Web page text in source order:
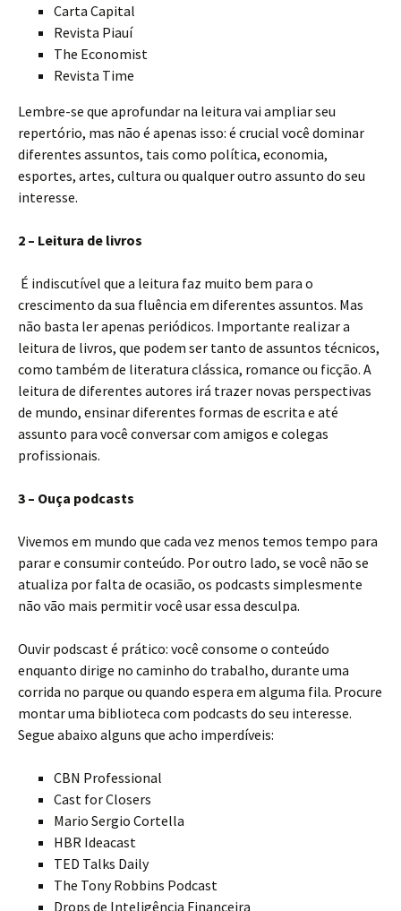
Carta Capital
Revista Piauí
The Economist
Revista Time
Lembre-se que aprofundar na leitura vai ampliar seu
repertório, mas não é apenas isso: é crucial você dominar
diferentes assuntos, tais como política, economia,
esportes, artes, cultura ou qualquer outro assunto do seu
interesse.
2 – Leitura de livros
É indiscutível que a leitura faz muito bem para o
crescimento da sua fluência em diferentes assuntos. Mas
não basta ler apenas periódicos. Importante realizar a
leitura de livros, que podem ser tanto de assuntos técnicos,
como também de literatura clássica, romance ou ficção. A
leitura de diferentes autores irá trazer novas perspectivas
de mundo, ensinar diferentes formas de escrita e até
assunto para você conversar com amigos e colegas
profissionais.
3 – Ouça podcasts
Vivemos em mundo que cada vez menos temos tempo para
parar e consumir conteúdo. Por outro lado, se você não se
atualiza por falta de ocasião, os podcasts simplesmente
não vão mais permitir você usar essa desculpa.
Ouvir podscast é prático: você consome o conteúdo
enquanto dirige no caminho do trabalho, durante uma
corrida no parque ou quando espera em alguma fila. Procure
montar uma biblioteca com podcasts do seu interesse.
Segue abaixo alguns que acho imperdíveis:
CBN Professional
Cast for Closers
Mario Sergio Cortella
HBR Ideacast
TED Talks Daily
The Tony Robbins Podcast
Drops de Inteligência Financeira